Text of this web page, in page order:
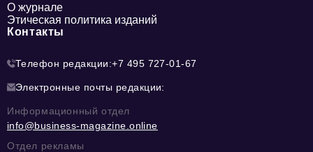
О журнале
Этическая политика изданий
Контакты
Телефон редакции:+7 495 727-01-67
Электронные почты редакции:
Информационный отдел
info@business-magazine.online
Отдел рекламы